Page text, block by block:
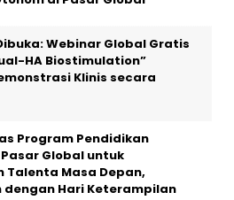
Webinar Global Gratis
HA Biostimulation”
Klinis secara
Program Pendidikan
Global untuk
Talenta Masa Depan,
Hari Keterampilan